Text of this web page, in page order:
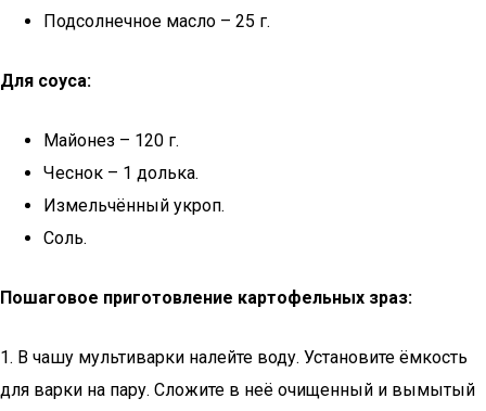
Подсолнечное масло – 25 г.
Для соуса:
Майонез – 120 г.
Чеснок – 1 долька.
Измельчённый укроп.
Соль.
Пошаговое приготовление картофельных зраз:
1. В чашу мультиварки налейте воду. Установите ёмкость
для варки на пару. Сложите в неё очищенный и вымытый